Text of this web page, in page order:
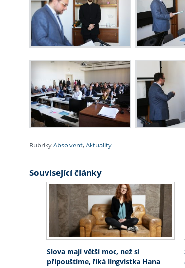
RubrikyAbsolvent,Aktuality
Související články
Slova mají větší moc, než si
připouštíme, říká lingvistka Hana